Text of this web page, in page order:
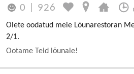
0 926
Olete oodatud meie Lõunarestoran
2/1.
Ootame Teid lõunale!